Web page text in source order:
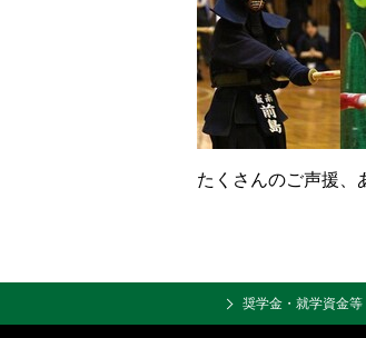
たくさんのご声援、
奨学金・就学資金等